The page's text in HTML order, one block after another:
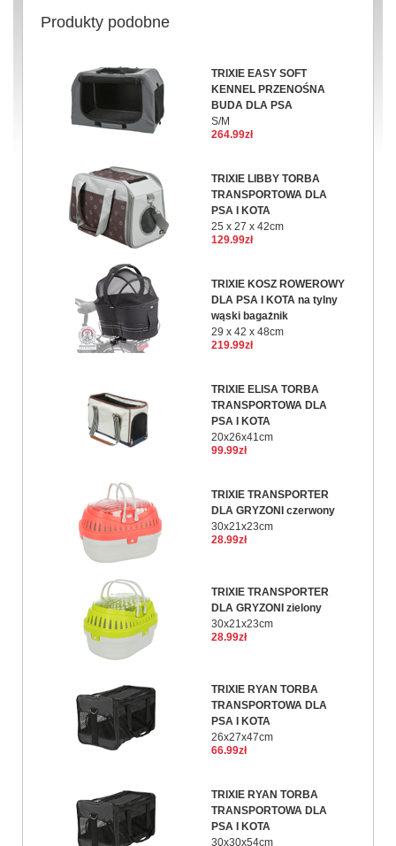
Produkty podobne
TRIXIE EASY SOFT
KENNEL PRZENOŚNA
BUDA DLA PSA
S/M
264.99zł
TRIXIE LIBBY TORBA
TRANSPORTOWA DLA
PSA I KOTA
25 x 27 x 42cm
129.99zł
TRIXIE KOSZ ROWEROWY
DLA PSA I KOTA na tylny
wąski bagażnik
29 x 42 x 48cm
219.99zł
TRIXIE ELISA TORBA
TRANSPORTOWA DLA
PSA I KOTA
20x26x41cm
99.99zł
TRIXIE TRANSPORTER
DLA GRYZONI czerwony
30x21x23cm
28.99zł
TRIXIE TRANSPORTER
DLA GRYZONI zielony
30x21x23cm
28.99zł
TRIXIE RYAN TORBA
TRANSPORTOWA DLA
PSA I KOTA
26x27x47cm
66.99zł
TRIXIE RYAN TORBA
TRANSPORTOWA DLA
PSA I KOTA
30x30x54cm